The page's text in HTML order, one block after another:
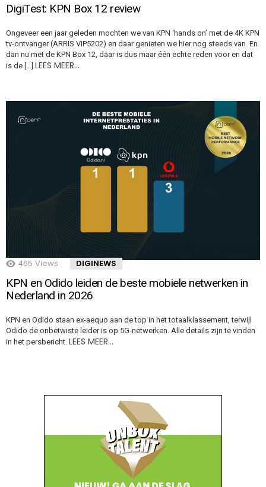
DigiTest: KPN Box 12 review
Ongeveer een jaar geleden mochten we van KPN ‘hands on’ met de 4K KPN
tv-ontvanger (ARRIS VIP5202) en daar genieten we hier nog steeds van. En
dan nu met de KPN Box 12, daar is dus maar één echte reden voor en dat
is de […] LEES MEER…
465 Views DIGINEWS
KPN en Odido leiden de beste mobiele netwerken in
Nederland in 2026
KPN en Odido staan ex-aequo aan de top in het totaalklassement, terwijl
Odido de onbetwiste leider is op 5G-netwerken. Alle details zijn te vinden
in het persbericht. LEES MEER…